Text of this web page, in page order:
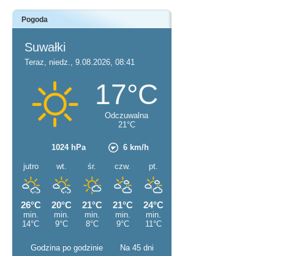
Pogoda
Godzina po godzinie Na 45 dni